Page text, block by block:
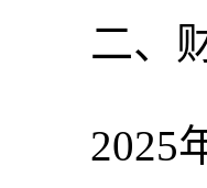
二、
2025